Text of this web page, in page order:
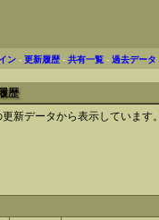
ン -更新履歴 -共有一覧 -過去データ
歴
更新データから表示しています